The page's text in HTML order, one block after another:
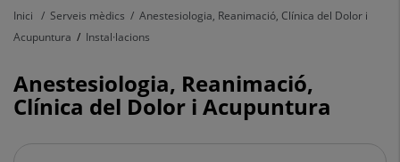
Inici Serveis mèdics
Anestesiologia, Reanimació, Clínica del Dolor i
Acupuntura
Instal·lacions
Anestesiologia, Reanimació,
Clínica del Dolor i Acupuntura